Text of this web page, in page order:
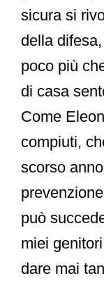
sicura si
della
poco più
di casa
Come
compiuti,
scorso
può
miei
dare mai